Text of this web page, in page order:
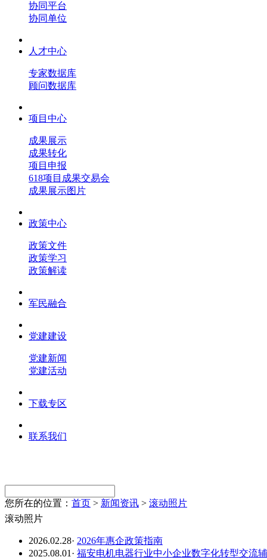
协同平台
协同单位
人才中心
专家数据库
顾问数据库
项目中心
成果展示
成果转化
项目申报
618项目成果交易会
成果展示图片
政策中心
政策文件
政策学习
政策解读
军民融合
党建建设
党建新闻
党建活动
下载专区
联系我们
您所在的位置： 首页 > 新闻资讯 > 滚动照片
滚动照片
2026.02.28· 2026年惠企政策指南
2025.08.01 · 福安电机电器行业中小企业数字化转型交流